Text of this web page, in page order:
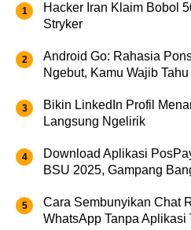
Hacker Iran Klaim Bobol
Stryker
Android Go: Rahasia
Ngebut, Kamu Wajib Tahu
Bikin LinkedIn Profil
Langsung Ngelirik
Download Aplikasi
BSU 2025, Gampang
Cara Sembunyikan Chat
WhatsApp Tanpa Aplikasi